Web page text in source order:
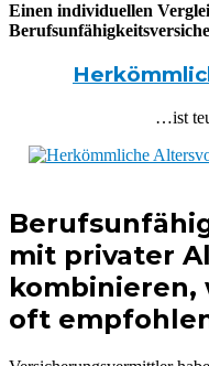
Einen individuellen
…ist
mit privater
kombinieren,
oft